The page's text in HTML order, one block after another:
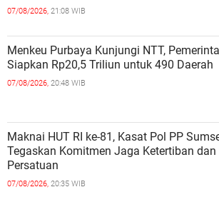
07/08/2026, 21:08 WIB
Menkeu Purbaya Kunjungi NTT,
Siapkan Rp20,5 Triliun untuk 490 Daerah
07/08/2026, 20:48 WIB
Maknai HUT RI ke-81, Kasat Pol PP
Tegaskan Komitmen Jaga Ketertiban dan
Persatuan
07/08/2026, 20:35 WIB